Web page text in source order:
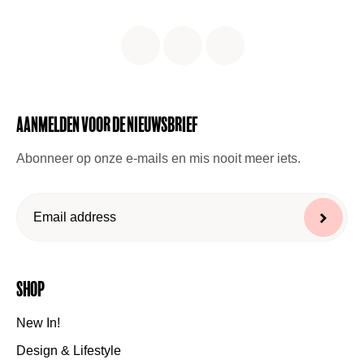
Aanmelden voor de nieuwsbrief
Abonneer op onze e-mails en mis nooit meer iets.
Shop
New In!
Design & Lifestyle